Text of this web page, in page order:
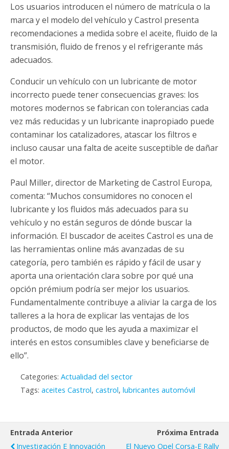
Los usuarios introducen el número de matrícula o la
marca y el modelo del vehículo y Castrol presenta
recomendaciones a medida sobre el aceite, fluido de la
transmisión, fluido de frenos y el refrigerante más
adecuados.
Conducir un vehículo con un lubricante de motor
incorrecto puede tener consecuencias graves: los
motores modernos se fabrican con tolerancias cada
vez más reducidas y un lubricante inapropiado puede
contaminar los catalizadores, atascar los filtros e
incluso causar una falta de aceite susceptible de dañar
el motor.
Paul Miller, director de Marketing de Castrol Europa,
comenta: “Muchos consumidores no conocen el
lubricante y los fluidos más adecuados para su
vehículo y no están seguros de dónde buscar la
información. El buscador de aceites Castrol es una de
las herramientas online más avanzadas de su
categoría, pero también es rápido y fácil de usar y
aporta una orientación clara sobre por qué una
opción prémium podría ser mejor los usuarios.
Fundamentalmente contribuye a aliviar la carga de los
talleres a la hora de explicar las ventajas de los
productos, de modo que les ayuda a maximizar el
interés en estos consumibles clave y beneficiarse de
ello”.
Categories: Actualidad del sector
Tags: aceites Castrol, castrol, lubricantes automóvil
Entrada Anterior
Investigación E Innovación
Próxima Entrada
El Nuevo Opel Corsa-E Rally